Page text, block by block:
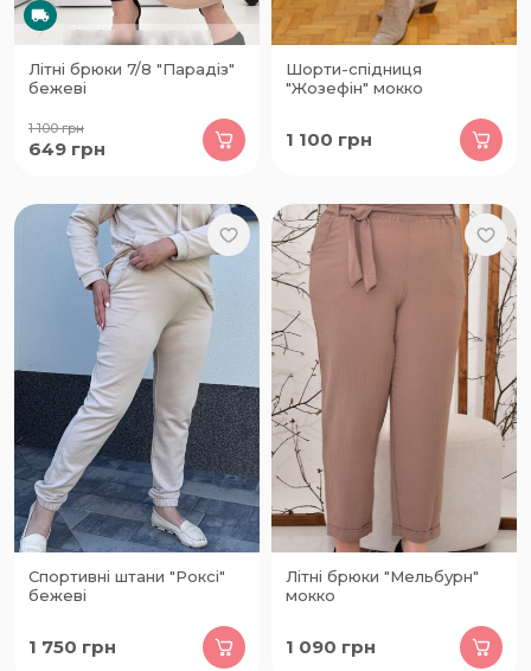
Літні брюки 7/8 "Парадіз"
бежеві
1 100грн
649 грн
Шорти-спідниця
"Жозефін" мокко
1 100 грн
Спортивні штани "Роксі"
бежеві
1 750 грн
Літні брюки "Мельбурн"
мокко
1 090 грн